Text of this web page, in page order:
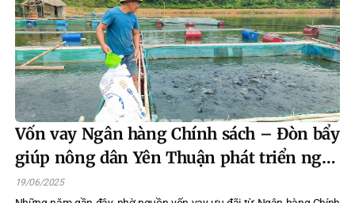
Vốn vay Ngân hàng Chính sách – Đòn bẩy
giúp nông dân Yên Thuận phát triển nghề
nuôi cá lồng
19/06/2025